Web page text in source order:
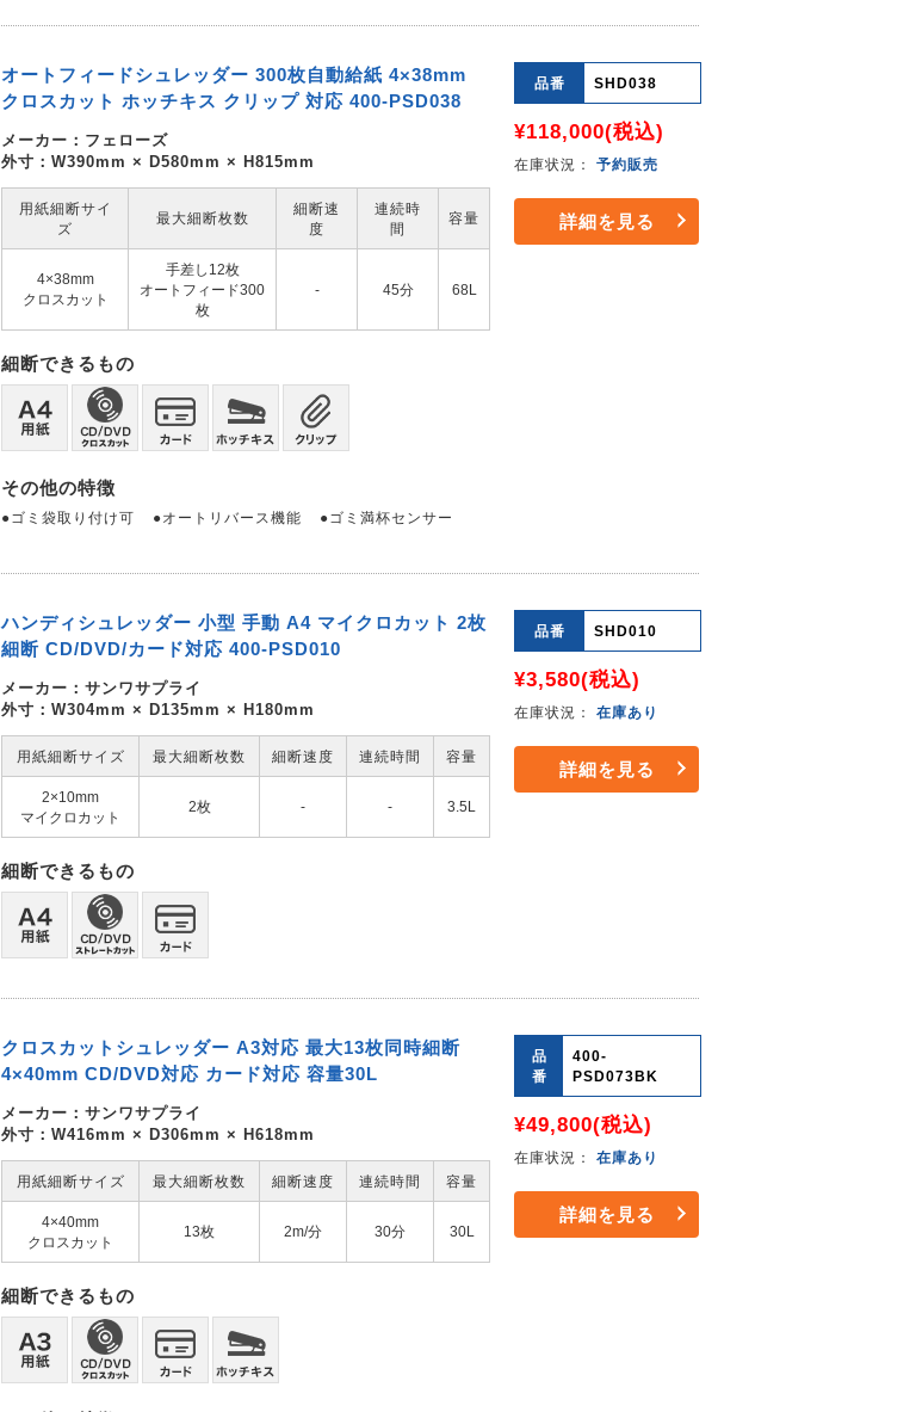
オートフィードシュレッダー 300枚自動給紙 4×38mm
クロスカット ホッチキス クリップ 対応 400-PSD038
メーカー： フェローズ
外寸：W390mm × D580mm × H815mm
用紙細断サイ
ズ
最大細断枚数
細断速
度
連続時
間
容量
4×38mm
クロスカット
手差し12枚
オートフィード300
枚
- 45分 68L
細断できるもの
その他の特徴
●ゴミ袋取り付け可 ●オートリバース機能 ●ゴミ満杯センサー
品番 SHD038
¥118,000(税込)
在庫状況： 予約販売
詳細を見る
ハンディシュレッダー 小型 手動 A4 マイクロカット 2枚
細断 CD/DVD/カード対応 400-PSD010
メーカー： サンワサプライ
外寸：W304mm × D135mm × H180mm
用紙細断サイズ 最大細断枚数 細断速度 連続時間 容量
2×10mm
マイクロカット
2枚 - - 3.5L
細断できるもの
品番 SHD010
¥3,580(税込)
在庫状況： 在庫あり
詳細を見る
クロスカットシュレッダー A3対応 最大13枚同時細断
4×40mm CD/DVD対応 カード対応 容量30L
メーカー： サンワサプライ
外寸：W416mm × D306mm × H618mm
用紙細断サイズ 最大細断枚数 細断速度 連続時間 容量
4×40mm
クロスカット
13枚 2m/分 30分 30L
細断できるもの
品
番
400-
PSD073BK
¥49,800(税込)
在庫状況： 在庫あり
詳細を見る